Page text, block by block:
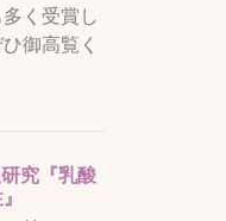
く受賞し
御高覧く
究『乳酸